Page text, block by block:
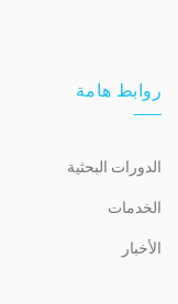
روابط هامة
الدورات البحثية
الخدمات
الأخبار